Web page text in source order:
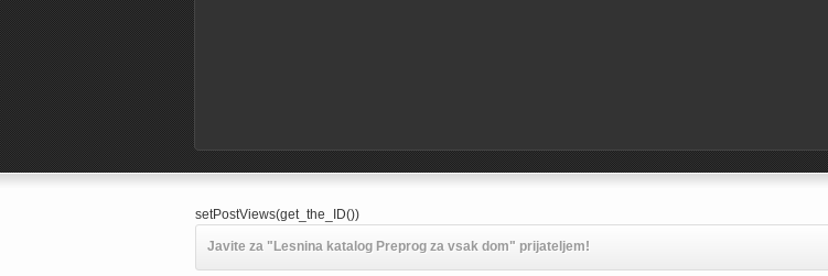
setPostViews(get_the_ID())
Javite za "Lesnina katalog Preprog za vsak dom" prijateljem!